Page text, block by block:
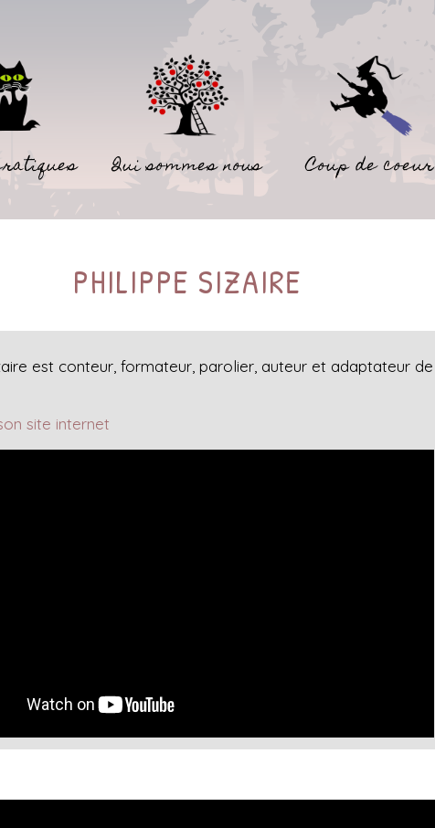
Qui sommes nous Coup de coeur
PHILIPPE SIZAIRE
est conteur, formateur, parolier, auteur et adaptateur de
site internet